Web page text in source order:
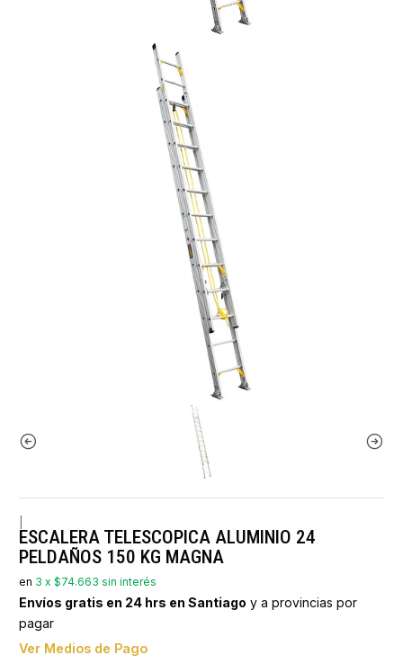
ESCALERA TELESCOPICA ALUMINIO 24
PELDAÑOS 150 KG MAGNA
en 3 x $74.663 sin interés
Envíos gratis en 24 hrs en Santiago y a provincias por
pagar
Ver Medios de Pago